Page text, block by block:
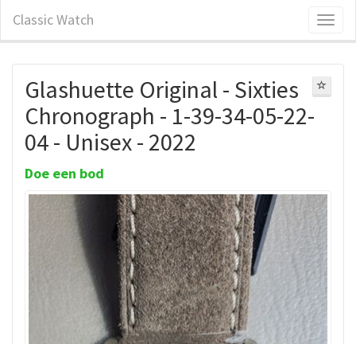
Classic Watch
Glashuette Original - Sixties
Chronograph - 1-39-34-05-22-
04 - Unisex - 2022
Doe een bod